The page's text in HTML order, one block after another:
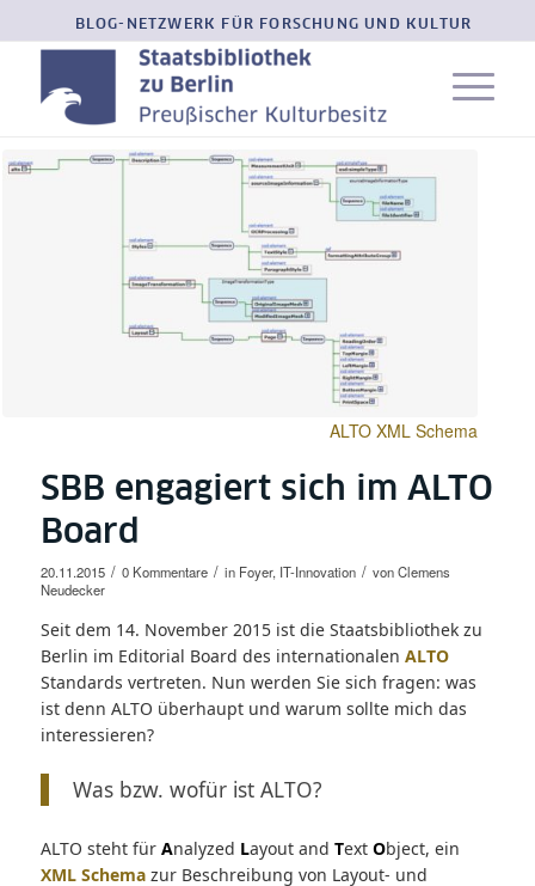
BLOG-NETZWERK FÜR FORSCHUNG UND KULTUR
ALTO XML Schema
SBB engagiert sich im ALTO
Board
20.11.2015 / 0 Kommentare / in Foyer, IT-Innovation / vonClemens
Neudecker
Seit dem 14. November 2015 ist die Staatsbibliothek zu
Berlin im Editorial Board des internationalen ALTO
Standards vertreten. Nun werden Sie sich fragen: was
ist denn ALTO überhaupt und warum sollte mich das
interessieren?
Was bzw. wofür ist ALTO?
ALTO steht für Analyzed Layout and Text Object, ein
XML Schemazur Beschreibung von Layout- und